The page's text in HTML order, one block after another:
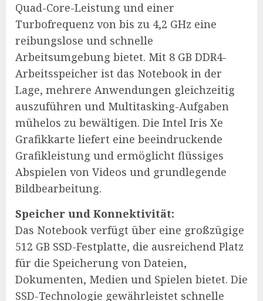
Quad-Core-Leistung und einer
Turbofrequenz von bis zu 4,2 GHz eine
reibungslose und schnelle
Arbeitsumgebung bietet. Mit 8 GB DDR4-
Arbeitsspeicher ist das Notebook in der
Lage, mehrere Anwendungen gleichzeitig
auszuführen und Multitasking-Aufgaben
mühelos zu bewältigen. Die Intel Iris Xe
Grafikkarte liefert eine beeindruckende
Grafikleistung und ermöglicht flüssiges
Abspielen von Videos und grundlegende
Bildbearbeitung.
Speicher und Konnektivität:
Das Notebook verfügt über eine großzügige
512 GB SSD-Festplatte, die ausreichend Platz
für die Speicherung von Dateien,
Dokumenten, Medien und Spielen bietet. Die
SSD-Technologie gewährleistet schnelle